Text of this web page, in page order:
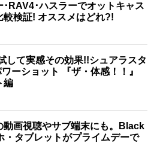
･RAV4･ハスラーでオットキャス
較検証! オススメはどれ?!
して実感その効果!!シュアラスタ
ーショット 『ザ・体感！！』
編
動画視聴やサブ端末にも。Black
・タブレットがプライムデーで